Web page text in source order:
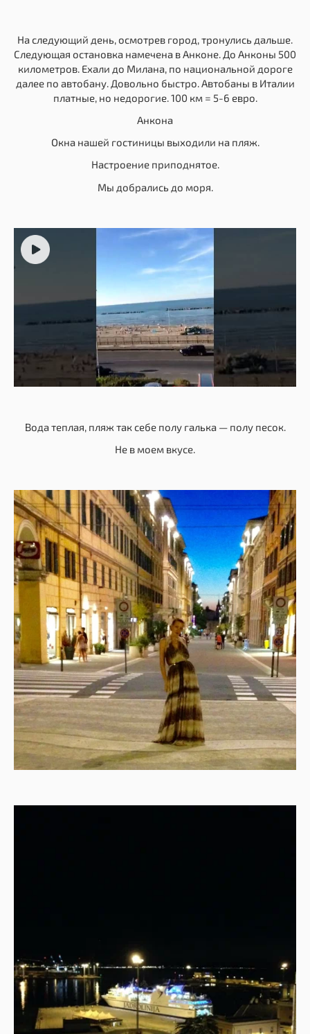
На следующий день, осмотрев город, тронулись дальше.
Следующая остановка намечена в Анконе. До Анконы 500
километров. Ехали до Милана, по национальной дороге
далее по автобану. Довольно быстро. Автобаны в Италии
платные, но недорогие. 100 км = 5-6 евро.
Анкона
Окна нашей гостиницы выходили на пляж.
Настроение приподнятое.
Мы добрались до моря.
Вода теплая, пляж так себе полу галька — полу песок.
Не в моем вкусе.